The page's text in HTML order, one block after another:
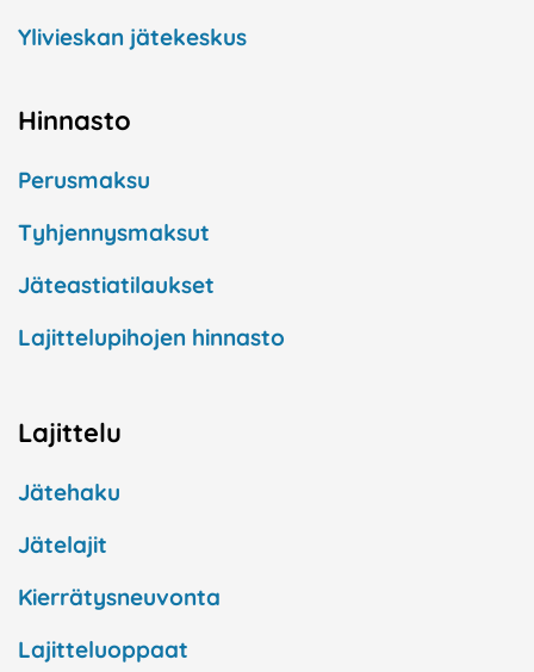
Ylivieskan jätekeskus
Hinnasto
Perusmaksu
Tyhjennysmaksut
Jäteastiatilaukset
Lajittelupihojen hinnasto
Lajittelu
Jätehaku
Jätelajit
Kierrätysneuvonta
Lajitteluoppaat